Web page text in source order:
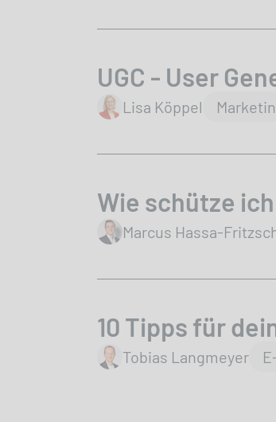
UGC - User
author
Lisa Köppel
Wie schütze
author
Marcus Hassa-
10 Tipps für
author
Tobias Langmeyer